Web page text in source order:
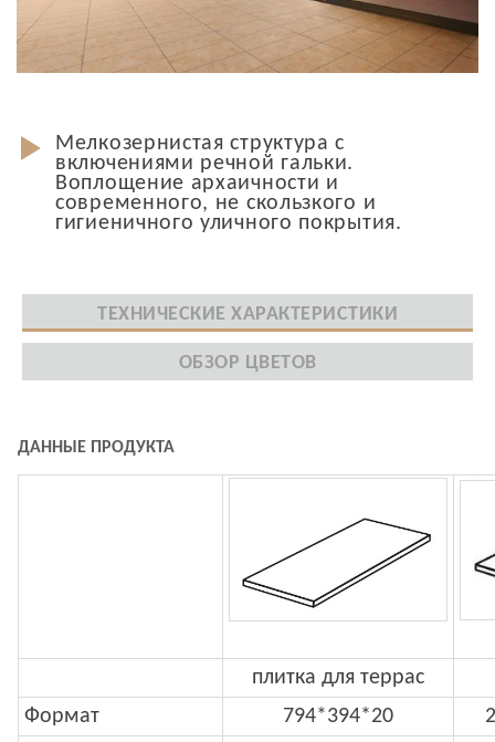
Мелкозернистая структура с
включениями речной гальки.
Воплощение архаичности и
современного, не скользкого и
гигиеничного уличного покрытия.
ТЕХНИЧЕСКИЕ ХАРАКТЕРИСТИКИ
ОБЗОР ЦВЕТОВ
ДАННЫЕ ПРОДУКТА
плитка для террас
Формат
794*394*20